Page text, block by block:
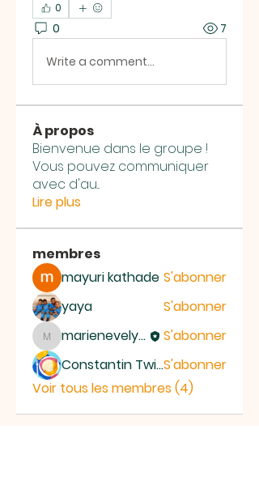
0
0 7
Write a comment...
À propos
Bienvenue dans le groupe !
Vous pouvez communiquer
avec d'au...
Lire plus
membres
mayuri kathade S'abonner
yaya
S'abonner
marienevelyne marienevelyne
S'abonner
Constantin TwikaleS'abonner
Voir tous les membres (4)